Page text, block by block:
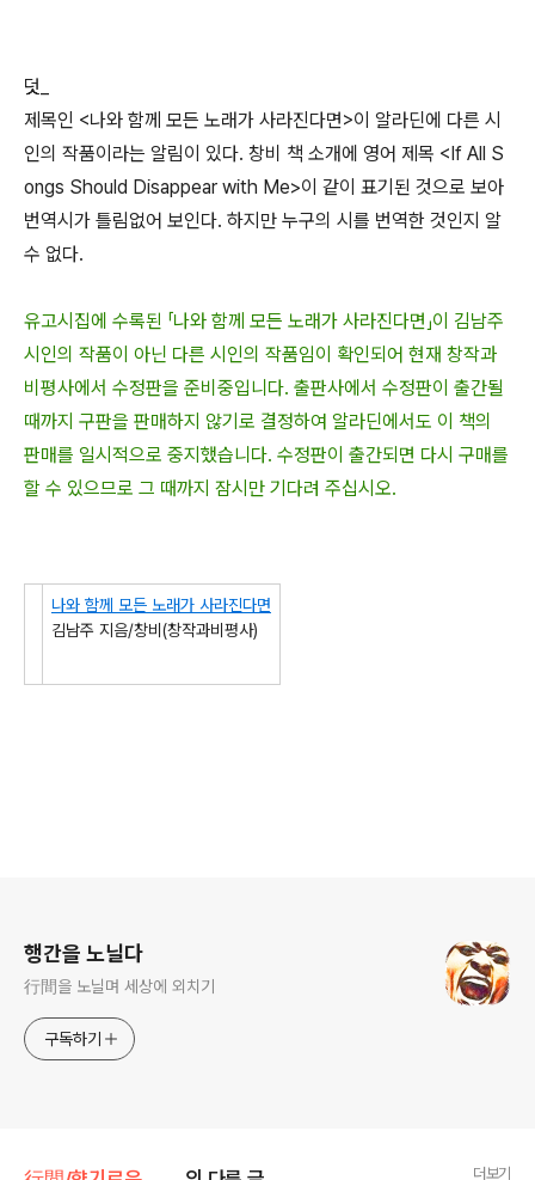
덧_
제목인 <나와 함께 모든 노래가 사라진다면>이 알라딘에 다른 시
인의 작품이라는 알림이 있다. 창비 책 소개에 영어 제목 <If All S
ongs Should Disappear with Me>이 같이 표기된 것으로 보아
번역시가 틀림없어 보인다. 하지만 누구의 시를 번역한 것인지 알
수 없다.
유고시집에 수록된 「나와 함께 모든 노래가 사라진다면」이 김남주
시인의 작품이 아닌 다른 시인의 작품임이 확인되어 현재 창작과
비평사에서 수정판을 준비중입니다. 출판사에서 수정판이 출간될
때까지 구판을 판매하지 않기로 결정하여 알라딘에서도 이 책의
판매를 일시적으로 중지했습니다. 수정판이 출간되면 다시 구매를
할 수 있으므로 그 때까지 잠시만 기다려 주십시오.
나와 함께 모든 노래가 사라진다면
김남주 지음/창비(창작과비평사)
행간을 노닐다
行間을 노닐며 세상에 외치기
구독하기
더보기